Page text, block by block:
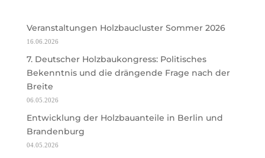
Veranstaltungen Holzbaucluster Sommer 2026
16.06.2026
7. Deutscher Holzbaukongress: Politisches
Bekenntnis und die drängende Frage nach der
Breite
06.05.2026
Entwicklung der Holzbauanteile in Berlin und
Brandenburg
04.05.2026